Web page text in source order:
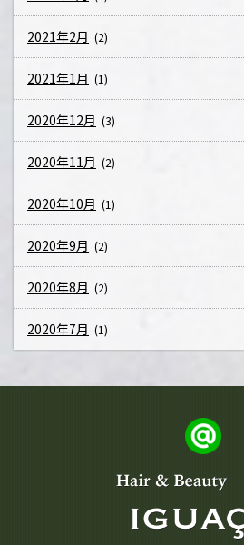
2021年2月 (2)
2021年1月 (1)
2020年12月 (3)
2020年11月 (2)
2020年10月 (1)
2020年9月 (2)
2020年8月 (2)
2020年7月 (1)